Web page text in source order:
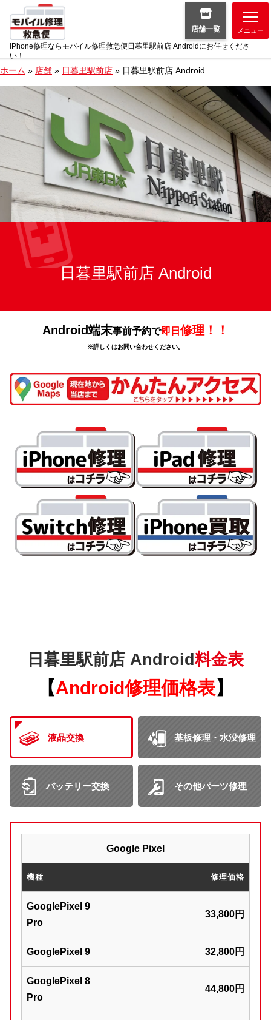
iPhone修理ならモバイル修理救急便日暮里駅前店 Androidにお任せくださ
い！
店舗一覧 メニュー
ホーム » 店舗 » 日暮里駅前店 » 日暮里駅前店 Android
日暮里駅前店 Android
Android端末事前予約で即日修理！！
※詳しくはお問い合わせください。
日暮里駅前店 Android 料金表
【Android修理価格表】
液晶交換 基板修理・水没修理
バッテリー交換 その他パーツ修理
Google Pixel
機種 修理価格
GooglePixel 9
Pro
33,800円
GooglePixel 9 32,800円
GooglePixel 8
Pro
44,800円